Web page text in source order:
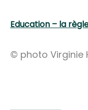
Education – la
© photo Virginie